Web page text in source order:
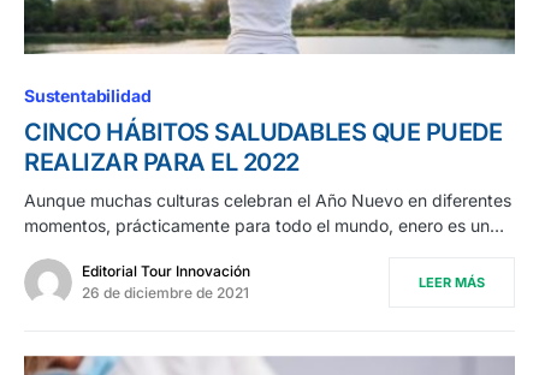
Sustentabilidad
CINCO HÁBITOS SALUDABLES QUE PUEDE
REALIZAR PARA EL 2022
Aunque muchas culturas celebran el Año Nuevo en diferentes
momentos, prácticamente para todo el mundo, enero es un…
Editorial Tour Innovación
26 de diciembre de 2021
LEER MÁS